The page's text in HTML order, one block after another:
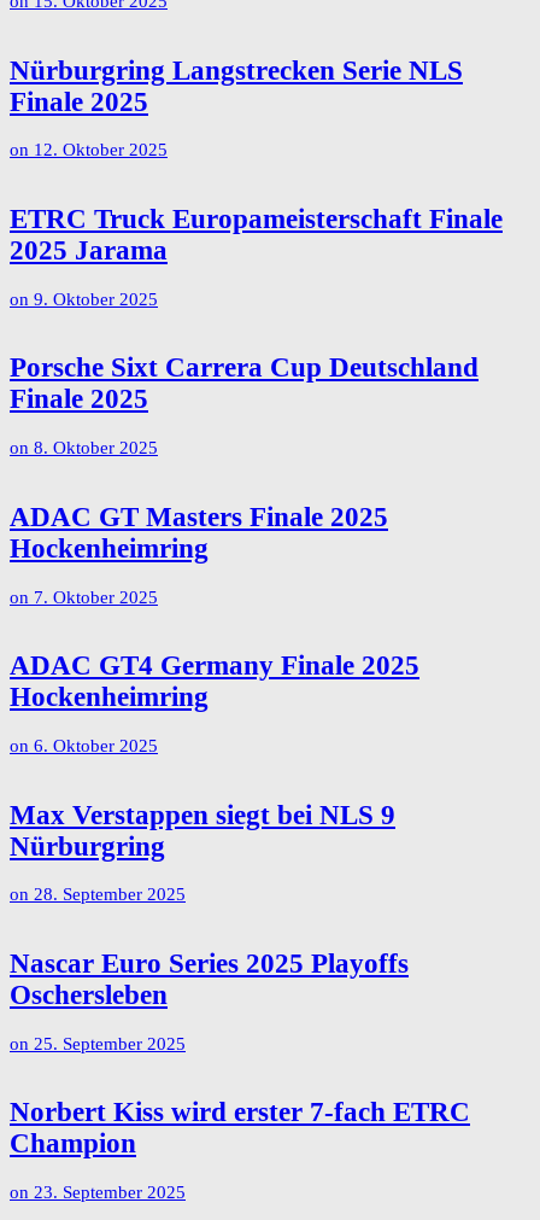
Nürburgring Langstrecken Serie NLS
Finale 2025
on 12. Oktober 2025
ETRC Truck Europameisterschaft Finale
2025 Jarama
on 9. Oktober 2025
Porsche Sixt Carrera Cup Deutschland
Finale 2025
on 8. Oktober 2025
ADAC GT Masters Finale 2025
Hockenheimring
on 7. Oktober 2025
ADAC GT4 Germany Finale 2025
Hockenheimring
on 6. Oktober 2025
Max Verstappen siegt bei NLS 9
Nürburgring
on 28. September 2025
Nascar Euro Series 2025 Playoffs
Oschersleben
on 25. September 2025
Norbert Kiss wird erster 7-fach ETRC
Champion
on 23. September 2025